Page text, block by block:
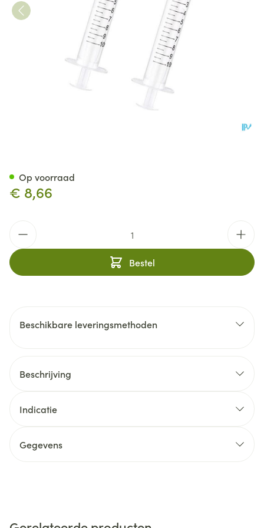
€ 8,66
Bestel
Op voorraad
Beschikbare leveringsmethoden
Beschrijving
Indicatie
Gegevens